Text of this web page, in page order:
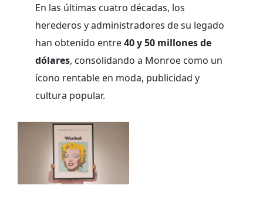
En las últimas cuatro décadas, los
herederos y administradores de su legado
han obtenido entre40 y 50 millones de
dólares, consolidando a Monroe como un
ícono rentable en moda, publicidad y
cultura popular.